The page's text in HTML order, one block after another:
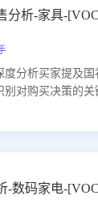
分析-家具-
度分析买家提及
别对购买决策的
政策提升GMV。
-数码家电-